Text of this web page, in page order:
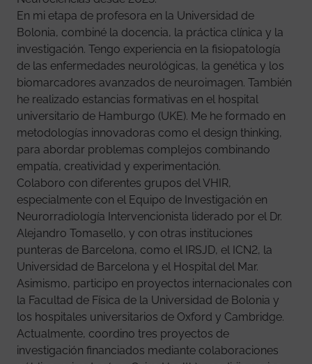
En mi etapa de profesora en la Universidad de
Bolonia, combiné la docencia, la práctica clínica y la
investigación. Tengo experiencia en la fisiopatología
de las enfermedades neurológicas, la genética y los
biomarcadores avanzados de neuroimagen. También
he realizado estancias formativas en el hospital
universitario de Hamburgo (UKE). Me he formado en
metodologías innovadoras como el design thinking,
para abordar problemas complejos combinando
empatía, creatividad y experimentación.
Colaboro con diferentes grupos del VHIR,
especialmente con el Equipo de Investigación en
Neurorradiología Intervencionista liderado por el Dr.
Alejandro Tomasello, y con otras instituciones
punteras de Barcelona, como el IRSJD, el ICN2, la
Universidad de Barcelona y el Hospital del Mar.
Asimismo, participo en proyectos internacionales con
la Facultad de Física de la Universidad de Bolonia y
los hospitales universitarios de Oxford y Cambridge.
Actualmente, coordino tres proyectos de
investigación financiados mediante colaboraciones